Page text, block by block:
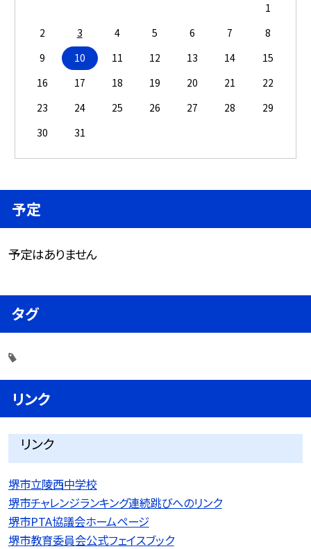
1
2
3 4 5 6 7
8
9
10 11 12 13 14
15
16
17 18 19 20 21
22
23
24 25 26 27 28
29
30
31
予定
予定はありません
タグ
リンク
リンク
堺市立陵西中学校
堺市チャレンジランキング連続跳びへのリンク
堺市PTA協議会ホームページ
堺市教育委員会公式フェイスブック